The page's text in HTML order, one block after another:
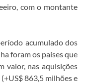
com o montante
acumulado dos
foram os países que
valor, nas aquisições
863,5 milhões e